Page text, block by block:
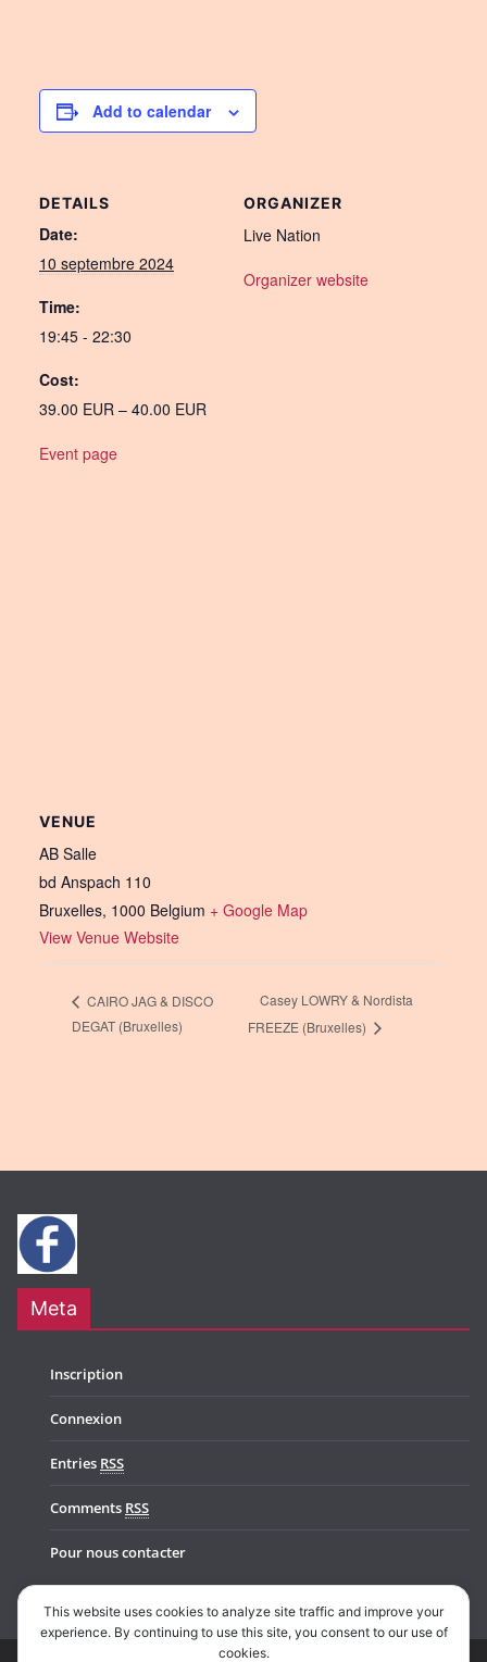
Add to calendar
DETAILS
Date:
10 septembre 2024
Time:
19:45 - 22:30
Cost:
39.00 EUR – 40.00 EUR
Event page
ORGANIZER
Live Nation
Organizer website
VENUE
AB Salle
bd Anspach 110
Bruxelles, 1000 Belgium + Google Map
View Venue Website
CAIRO JAG & DISCO
DEGAT (Bruxelles)
Casey LOWRY & Nordista
FREEZE (Bruxelles)
Meta
Inscription
Connexion
Entries RSS
Comments RSS
Pour nous contacter
This website uses cookies to analyze site traffic and improve your
experience. By continuing to use this site, you consent to our use of
cookies.